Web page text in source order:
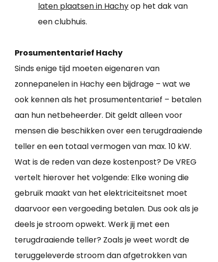
laten plaatsen in Hachyop het dak van
een clubhuis.
Prosumententarief Hachy
Sinds enige tijd moeten eigenaren van
zonnepanelen in Hachy een bijdrage – wat we
ook kennen als het prosumententarief – betalen
aan hun netbeheerder. Dit geldt alleen voor
mensen die beschikken over een terugdraaiende
teller en een totaal vermogen van max. 10 kW.
Wat is de reden van deze kostenpost? De VREG
vertelt hierover het volgende: Elke woning die
gebruik maakt van het elektriciteitsnet moet
daarvoor een vergoeding betalen. Dus ook als je
deels je stroom opwekt. Werk jij met een
terugdraaiende teller? Zoals je weet wordt de
teruggeleverde stroom dan afgetrokken van